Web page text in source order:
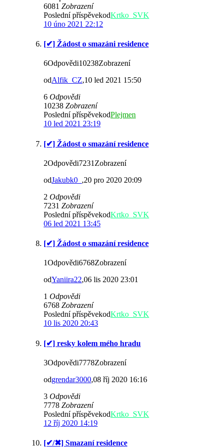
6081 Zobrazení
Poslední příspěvekodKrtko_SVK
10 úno 2021 22:12
[✔] Žádost o smazáni residence
6Odpovědi10238Zobrazení
odAlfik_CZ,10 led 2021 15:50
6 Odpovědi
10238 Zobrazení
Poslední příspěvekodPlejmen
10 led 2021 23:19
[✔] Žádost o smazání residence
2Odpovědi7231Zobrazení
odJakubk0_ ,20 pro 2020 20:09
2 Odpovědi
7231 Zobrazení
Poslední příspěvekodKrtko_SVK
06 led 2021 13:45
[✔] Žádost o smazání residence
1Odpovědi6768Zobrazení
odYaniira22,06 lis 2020 23:01
1 Odpovědi
6768 Zobrazení
Poslední příspěvekodKrtko_SVK
10 lis 2020 20:43
[✔] resky kolem mého hradu
3Odpovědi7778Zobrazení
odgrendar3000,08 říj 2020 16:16
3 Odpovědi
7778 Zobrazení
Poslední příspěvekodKrtko_SVK
12 říj 2020 14:19
[✔/✖] Smazaní residence